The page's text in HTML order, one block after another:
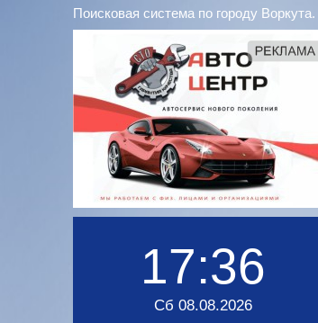
Поисковая система по городу Воркута.
17:36
Сб 08.08.2026